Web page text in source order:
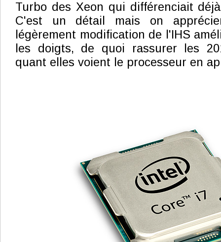
Turbo des Xeon qui différenciait
C'est un détail mais on
légèrement modification de l'IHS
les doigts, de quoi rassurer les
quant elles voient le processeur en